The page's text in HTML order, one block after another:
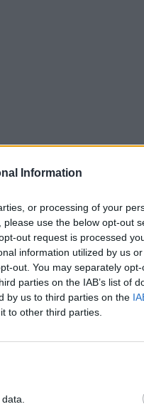
Information
or processing of your
use the below opt-out
out request is processed
information utilized by us
out. You may separately
parties on the IAB’s list of
by us to third parties on the
to other third parties.
auf Facebook...